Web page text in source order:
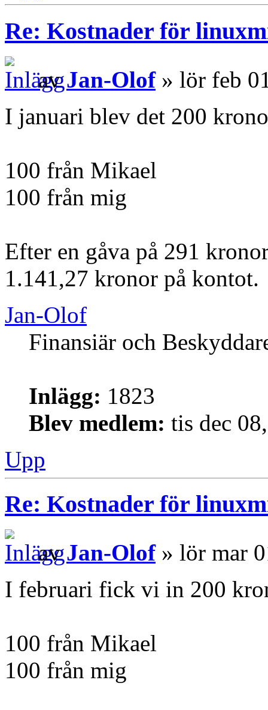
Re: Kostnader för
avJan-Olof» lör feb
I januari blev det 200
100 från Mikael
100 från mig
Efter en gåva på 291
1.141,27 kronor på kontot.
Jan-Olof
Finansiär och
Inlägg: 1823
Blev medlem: tis dec
Upp
Re: Kostnader för
avJan-Olof» lör mar
I februari fick vi in 200
100 från Mikael
100 från mig